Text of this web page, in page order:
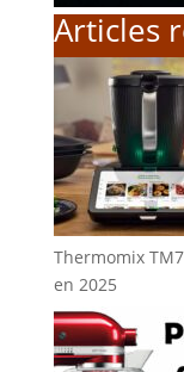
Articles
Thermomix
en 2025